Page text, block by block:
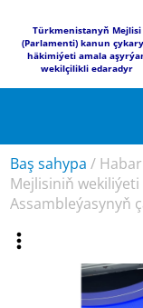
Türkmenistanyň Mejlisi
(Parlamenti) kanun
häkimiýeti amala
wekilçilikli edaradyr
Baş sahypa /
Mejlisiniň
Assambleýasynyň